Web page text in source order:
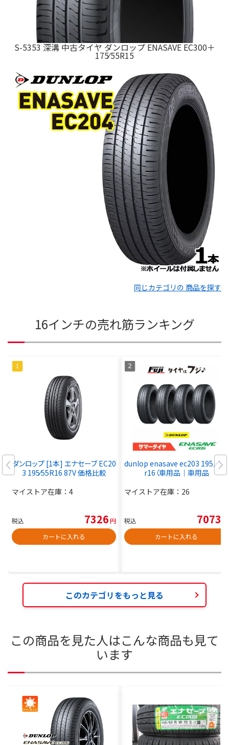
S-5353 深溝 中古タイヤ ダンロップ ENASAVE EC300＋
175⁄55R15
同じカテゴリの 商品を探す
16インチの売れ筋ランキング
ダンロップ [1本] エナセーブ EC20
3 195⁄55R16 87V 価格比較
マイストア在庫： 4
税込 7326円
カートに入れる
dunlop enasave ec203 195／55
r16（車用品｜車用品
マイストア在庫： 26
税込 7073
カートに入れる
このカテゴリをもっと見る
この商品を見た人はこんな商品も見て
います